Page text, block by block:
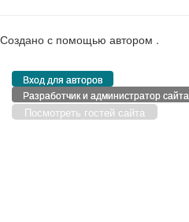
Создано с помощью автором .
Вход для авторов
Разработчик и администратор сайта
Посмотреть гостей сайта